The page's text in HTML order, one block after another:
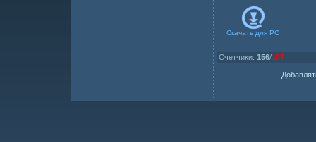
Скачать для PC
Счетчики: 156/107